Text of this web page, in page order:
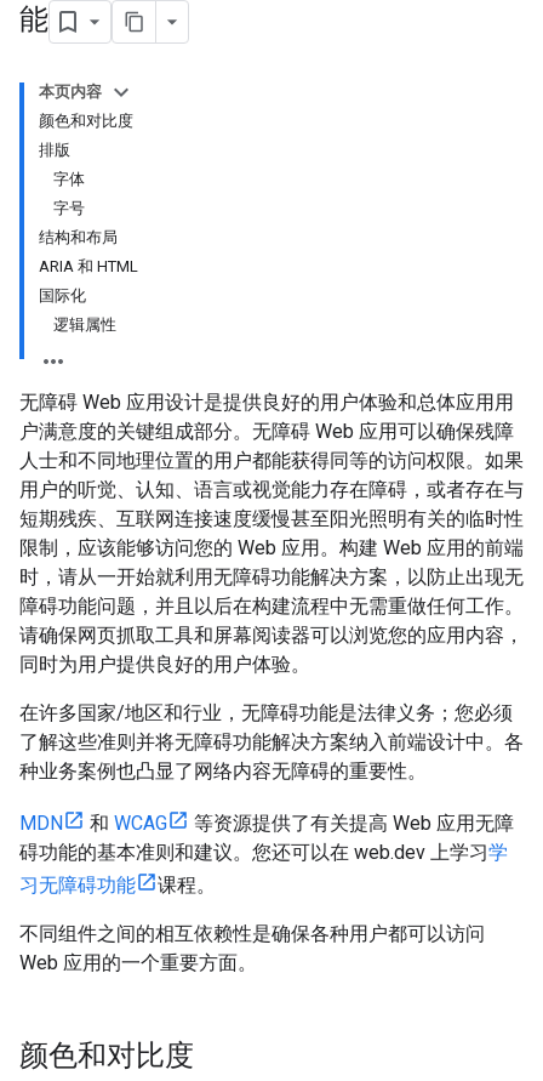
能
本页内容
颜色和对比度
排版
字体
字号
结构和布局
ARIA 和 HTML
国际化
逻辑属性
无障碍 Web 应用设计是提供良好的用户体验和总体应用用
户满意度的关键组成部分。无障碍 Web 应用可以确保残障
人士和不同地理位置的用户都能获得同等的访问权限。如果
用户的听觉、认知、语言或视觉能力存在障碍，或者存在与
短期残疾、互联网连接速度缓慢甚至阳光照明有关的临时性
限制，应该能够访问您的 Web 应用。构建 Web 应用的前端
时，请从一开始就利用无障碍功能解决方案，以防止出现无
障碍功能问题，并且以后在构建流程中无需重做任何工作。
请确保网页抓取工具和屏幕阅读器可以浏览您的应用内容，
同时为用户提供良好的用户体验。
在许多国家/地区和行业，无障碍功能是法律义务；您必须
了解这些准则并将无障碍功能解决方案纳入前端设计中。各
种业务案例也凸显了网络内容无障碍的重要性。
MDN 和 WCAG
等资源提供了有关提高 Web 应用无障
碍功能的基本准则和建议。您还可以在 web.dev 上学习学
习无障碍功能
课程。
不同组件之间的相互依赖性是确保各种用户都可以访问
Web 应用的一个重要方面。
颜色和对比度